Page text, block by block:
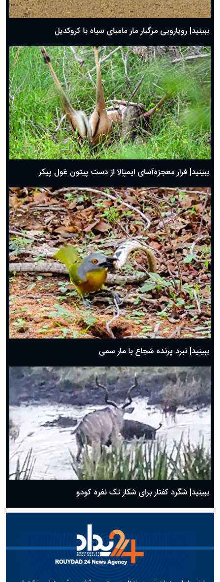
ببینید| رویارویی مرگبار مار مامبای سیاه با کروکدیل
ببینید| فرار معجزه‌آسای ایمپالا از دست پیتون غول پیکر
ببینید| نبرد پرنده شجاع با مار سمی
ببینید| شگرد کفتار برای شکار تک نفره کودو